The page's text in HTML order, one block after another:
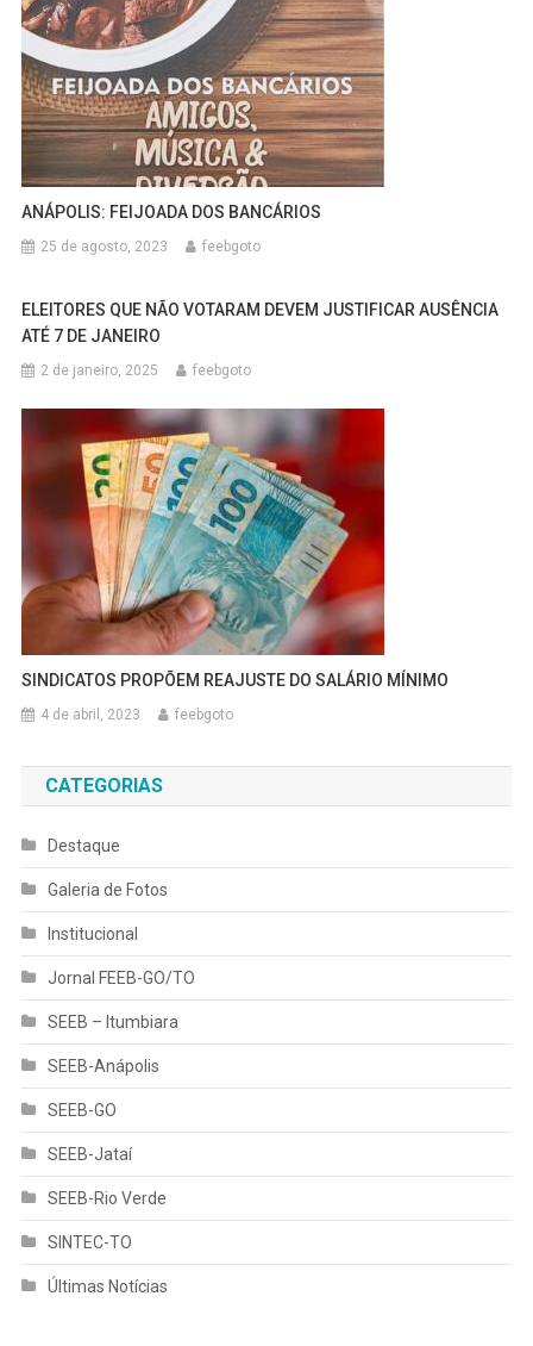
ANÁPOLIS: FEIJOADA DOS BANCÁRIOS
25 de agosto, 2023 feebgoto
ELEITORES QUE NÃO VOTARAM DEVEM JUSTIFICAR AUSÊNCIA
ATÉ 7 DE JANEIRO
2 de janeiro, 2025 feebgoto
SINDICATOS PROPÕEM REAJUSTE DO SALÁRIO MÍNIMO
4 de abril, 2023 feebgoto
CATEGORIAS
Destaque
Galeria de Fotos
Institucional
Jornal FEEB-GO/TO
SEEB – Itumbiara
SEEB-Anápolis
SEEB-GO
SEEB-Jataí
SEEB-Rio Verde
SINTEC-TO
Últimas Notícias